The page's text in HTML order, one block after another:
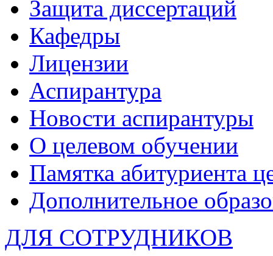
Защита диссертаций
Кафедры
Лицензии
Аспирантура
Новости аспирантуры
О целевом обучении
Памятка абитуриента
Дополнительное
ДЛЯ СОТРУДНИКОВ